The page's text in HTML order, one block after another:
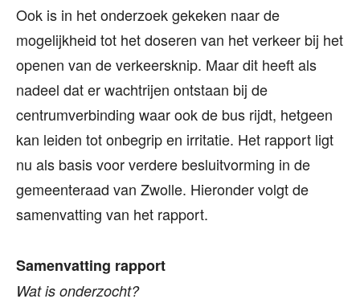
Ook is in het onderzoek gekeken naar de
mogelijkheid tot het doseren van het verkeer bij het
openen van de verkeersknip. Maar dit heeft als
nadeel dat er wachtrijen ontstaan bij de
centrumverbinding waar ook de bus rijdt, hetgeen
kan leiden tot onbegrip en irritatie. Het rapport ligt
nu als basis voor verdere besluitvorming in de
gemeenteraad van Zwolle. Hieronder volgt de
samenvatting van het rapport.
Samenvatting rapport
Wat is onderzocht?